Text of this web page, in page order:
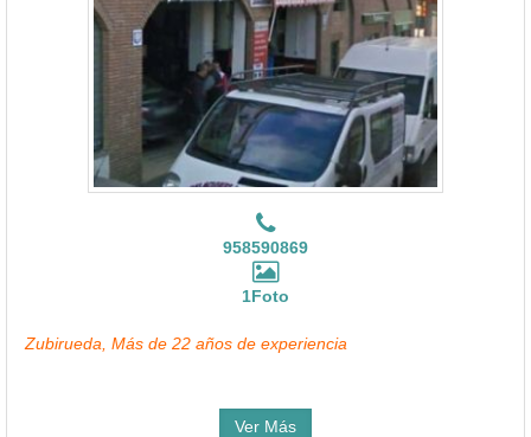
958590869
1Foto
Zubirueda, Más de 22 años de experiencia
Ver Más